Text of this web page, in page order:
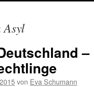
Asyl
–
von Eva Schumann